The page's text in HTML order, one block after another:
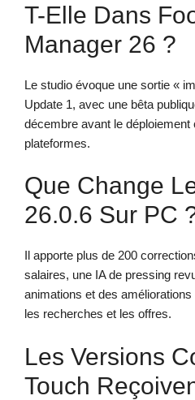
T-Elle Dans
Manager 26 ?
Le studio évoque une sortie «
Update 1, avec une bêta
décembre avant le
plateformes.
Que Change
26.0.6 Sur PC
Il apporte plus de 200
salaires, une IA de pressing
animations et des améliorations
les recherches et les offres.
Les Versions
Touch